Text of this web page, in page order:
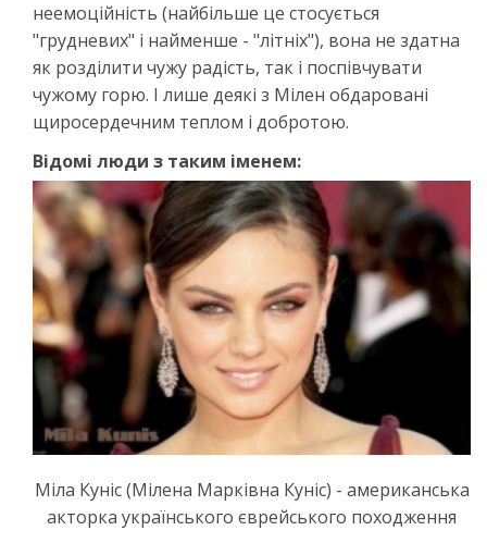
неемоційність (найбільше це стосується
"грудневих" і найменше - "літніх"), вона не здатна
як розділити чужу радість, так і поспівчувати
чужому горю. І лише деякі з Мілен обдаровані
щиросердечним теплом і добротою.
Відомі люди з таким іменем:
Міла Куніс (Мілена Марківна Куніс) - американська
акторка українського єврейського походження